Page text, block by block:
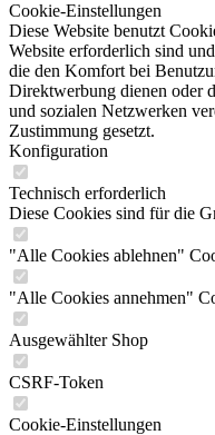
Cookie-Einstellungen
Diese Website benutzt
Website erforderlich sind
die den Komfort bei
Direktwerbung dienen oder
und sozialen Netzwerken
Zustimmung gesetzt.
Konfiguration
Technisch erforderlich
Diese Cookies sind für die
"Alle Cookies ablehnen"
"Alle Cookies annehmen"
Ausgewählter Shop
CSRF-Token
Cookie-Einstellungen